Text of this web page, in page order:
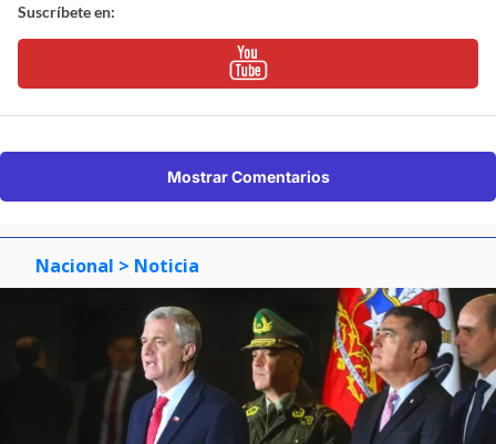
Suscríbete en:
Mostrar Comentarios
Nacional > Noticia